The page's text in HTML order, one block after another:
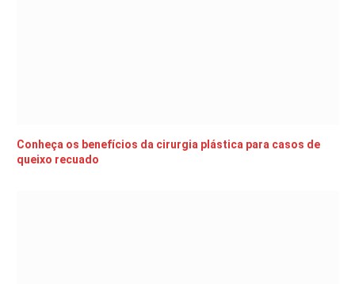
Conheça os benefícios da cirurgia plástica para casos de
queixo recuado